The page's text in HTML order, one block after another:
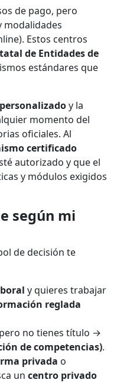
de pago, pero
modalidades
Estos centros
de Entidades de
estándares que
y la
momento del
oficiales. Al
certificado
autorizado y que el
y módulos exigidos
según mi
de decisión te
y quieres trabajar
reglada
pero no tienes título →
de competencias).
privada o
un centro privado